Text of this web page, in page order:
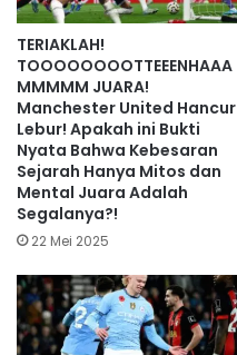
TERIAKLAH!
TOOOOOOOOTTEEENHAAA
MMMMM JUARA!
Manchester United Hancur
Lebur! Apakah ini Bukti
Nyata Bahwa Kebesaran
Sejarah Hanya Mitos dan
Mental Juara Adalah
Segalanya?!
22 Mei 2025